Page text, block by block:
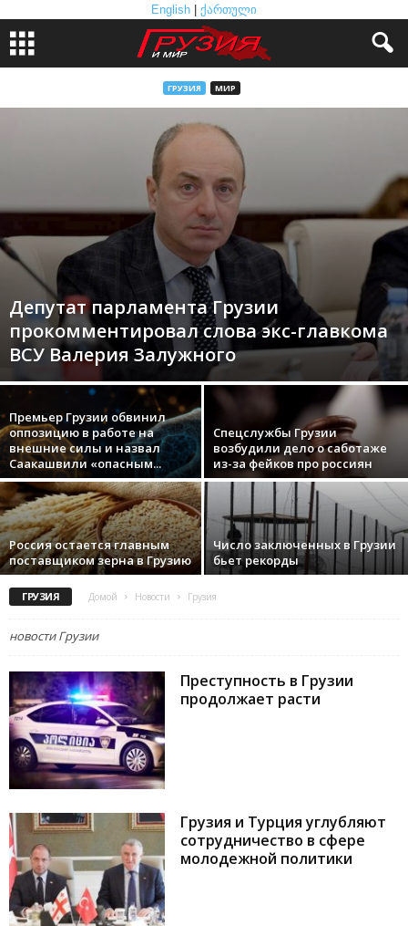
English ქართული
ГРУЗИЯ МИР
Депутат парламента Грузии
прокомментировал слова экс-главкома
ВСУ Валерия Залужного
Премьер Грузии обвинил
оппозицию в работе на
внешние силы и назвал
Саакашвили «опасным...
Спецслужбы Грузии
возбудили дело о саботаже
из-за фейков про россиян
Россия остается главным
поставщиком зерна в Грузию
Число заключенных в Грузии
бьет рекорды
ГРУЗИЯ Домой Новости Грузия
новости Грузии
Преступность в Грузии
продолжает расти
Грузия и Турция углубляют
сотрудничество в сфере
молодежной политики